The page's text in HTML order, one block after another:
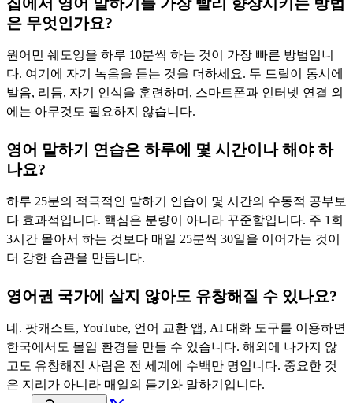
은 무엇인가요?
원어민 쉐도잉을 하루 10분씩 하는 것이 가장 빠른 방법입니
다. 여기에 자기 녹음을 듣는 것을 더하세요. 두 드릴이 동시에
발음, 리듬, 자기 인식을 훈련하며, 스마트폰과 인터넷 연결 외
에는 아무것도 필요하지 않습니다.
영어 말하기 연습은 하루에 몇 시간이나 해야 하
나요?
하루 25분의 적극적인 말하기 연습이 몇 시간의 수동적 공부보
다 효과적입니다. 핵심은 분량이 아니라 꾸준함입니다. 주 1회
3시간 몰아서 하는 것보다 매일 25분씩 30일을 이어가는 것이
더 강한 습관을 만듭니다.
영어권 국가에 살지 않아도 유창해질 수 있나요?
네. 팟캐스트, YouTube, 언어 교환 앱, AI 대화 도구를 이용하면
한국에서도 몰입 환경을 만들 수 있습니다. 해외에 나가지 않
고도 유창해진 사람은 전 세계에 수백만 명입니다. 중요한 것
은 지리가 아니라 매일의 듣기와 말하기입니다.